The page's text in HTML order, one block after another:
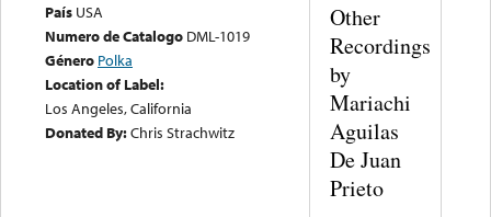
País USA
Numero de Catalogo DML-1019
Género Polka
Location of Label:
Los Angeles, California
Donated By:Chris Strachwitz
Other
Recordings
by
Mariachi
Aguilas
De Juan
Prieto